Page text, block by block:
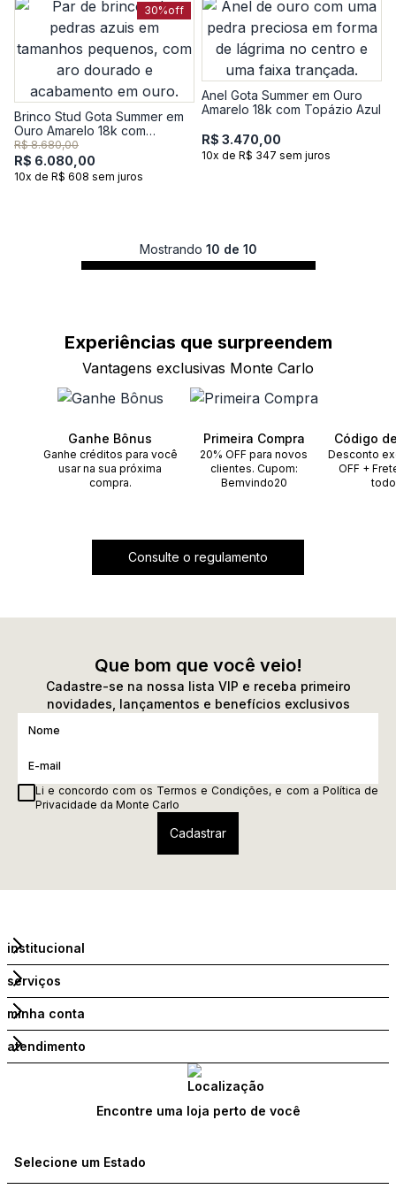
30%off
Brinco Stud Gota Summer em
Ouro Amarelo 18k com
Topázio Azul
R$ 8.680,00
R$ 6.080,00
10x de R$ 608 sem juros
Anel Gota Summer em Ouro
Amarelo 18k com Topázio Azul
R$ 3.470,00
10x de R$ 347 sem juros
Mostrando 10 de 10
Experiências que surpreendem
Vantagens exclusivas Monte Carlo
Ganhe Bônus
Ganhe créditos para você
usar na sua próxima
compra.
Primeira Compra
20% OFF para novos
clientes. Cupom:
Bemvindo20
Código
Desconto
OFF +
Consulte o regulamento
Que bom que você veio!
Cadastre-se na nossa lista VIP e receba primeiro
novidades, lançamentos e benefícios exclusivos
Li e concordo com os Termos e Condições, e com a Política de
Privacidade da Monte Carlo
institucional
serviços
minha conta
atendimento
Encontre uma loja perto de você